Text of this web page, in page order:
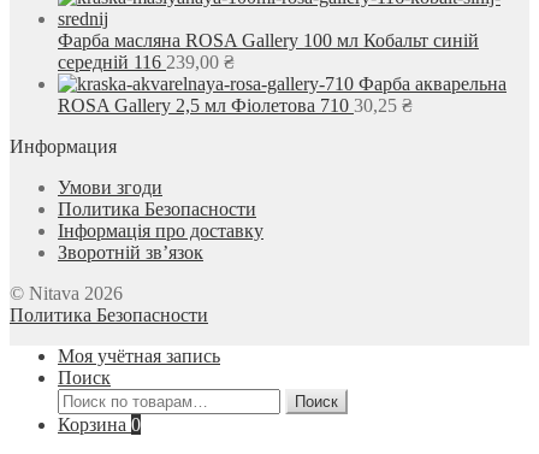
Фарба масляна ROSA Gallery 100 мл Кобальт синій
середній 116 239,00 ₴
Фарба акварельна
ROSA Gallery 2,5 мл Фіолетова 710 30,25 ₴
Информация
Умови згоди
Политика Безопасности
Інформація про доставку
Зворотній зв’язок
© Nitava 2026
Политика Безопасности
Моя учётная запись
Поиск
Искать:
Поиск
Корзина 0